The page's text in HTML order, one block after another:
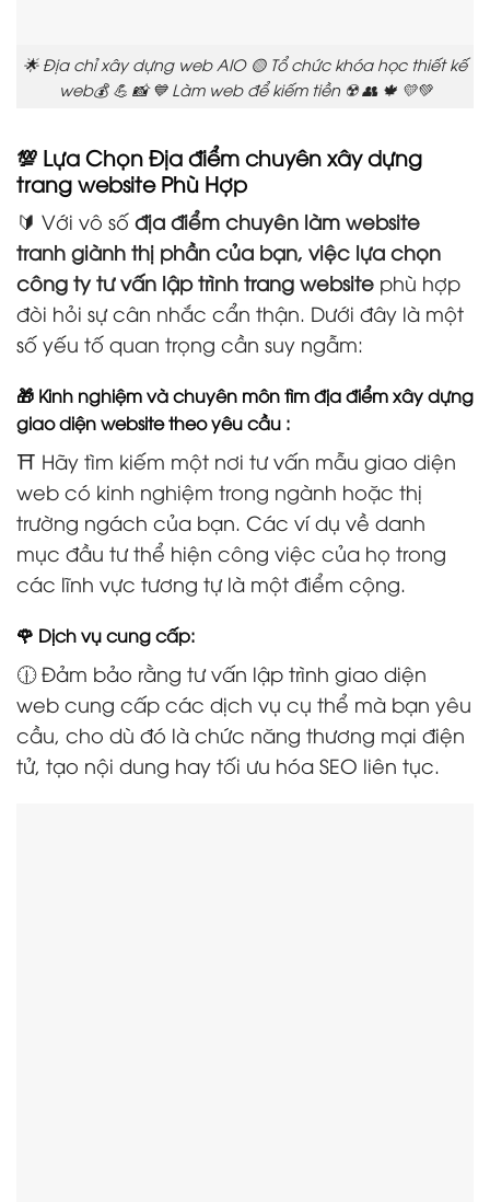
🌟 Địa chỉ xây dựng web AIO 🟡 Tổ chức khóa học thiết kế
web💰 💪 📸 💙 Làm web để kiếm tiền ☢️ 👥 🍁 💛💚
💯 Lựa Chọn Địa điểm chuyên xây dựng
trang website Phù Hợp
🔰 Với vô số địa điểm chuyên làm website
tranh giành thị phần của bạn, việc lựa chọn
công ty tư vấn lập trình trang website phù hợp
đòi hỏi sự cân nhắc cẩn thận. Dưới đây là một
số yếu tố quan trọng cần suy ngẫm:
🎁 Kinh nghiệm và chuyên môn tìm địa điểm xây dựng
giao diện website theo yêu cầu :
⛩️ Hãy tìm kiếm một nơi tư vấn mẫu giao diện
web có kinh nghiệm trong ngành hoặc thị
trường ngách của bạn. Các ví dụ về danh
mục đầu tư thể hiện công việc của họ trong
các lĩnh vực tương tự là một điểm cộng.
🌹 Dịch vụ cung cấp:
🕧 Đảm bảo rằng tư vấn lập trình giao diện
web cung cấp các dịch vụ cụ thể mà bạn yêu
cầu, cho dù đó là chức năng thương mại điện
tử, tạo nội dung hay tối ưu hóa SEO liên tục.